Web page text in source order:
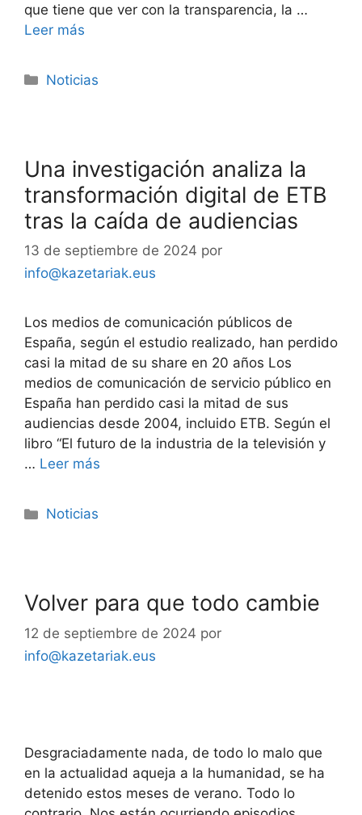
que tiene que ver con la transparencia, la …
Leer más
Noticias
Una investigación analiza la
transformación digital de ETB
tras la caída de audiencias
13 de septiembre de 2024 por
info@kazetariak.eus
Los medios de comunicación públicos de
España, según el estudio realizado, han perdido
casi la mitad de su share en 20 años Los
medios de comunicación de servicio público en
España han perdido casi la mitad de sus
audiencias desde 2004, incluido ETB. Según el
libro “El futuro de la industria de la televisión y
… Leer más
Noticias
Volver para que todo cambie
12 de septiembre de 2024 por
info@kazetariak.eus
Desgraciadamente nada, de todo lo malo que
en la actualidad aqueja a la humanidad, se ha
detenido estos meses de verano. Todo lo